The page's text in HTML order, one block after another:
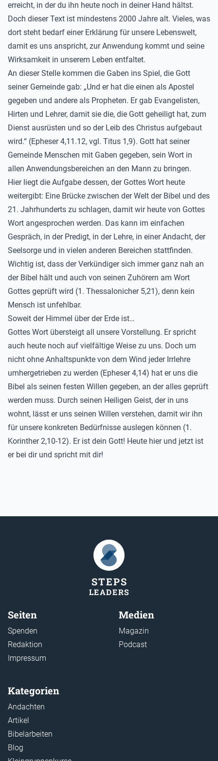
erreicht, in der du ihn heute noch in deiner Hand hältst.
Doch dieser Text ist mindestens 2000 Jahre alt. Vieles, was
dort steht bedarf einer Erklärung für unsere Lebenswelt,
damit es uns anspricht, zur Anwendung kommt und seine
Wirksamkeit in unserem Leben entfaltet.
An dieser Stelle kommen die Gaben ins Spiel, die Gott
seiner Gemeinde gab: „Und er hat die einen als Apostel
gegeben und andere als Propheten. Er gab Evangelisten,
Hirten und Lehrer, damit sie die, die Gott geheiligt hat, zum
Dienst ausrüsten und so der Leib des Christus aufgebaut
wird.“ (Epheser 4,11.12, vgl. Titus 1,9). Gott hat seiner
Gemeinde Menschen mit Gaben gegeben, sein Wort in
allen Anwendungsbereichen an den Mann zu bringen.
Hier liegt die Aufgabe dessen, der Gottes Wort heute
weitergibt: Eine Brücke zwischen der Welt der Bibel und des
21. Jahrhunderts zu schlagen, damit wir heute von Gottes
Wort angesprochen werden. Das kann im einfachen
Gespräch, in der Predigt, in der Lehre, in einer Andacht, der
Seelsorge und in vielen anderen Bereichen stattfinden.
Wichtig ist, dass der Verkündiger sich immer ganz nah an
der Bibel hält und auch von seinen Zuhörern am Wort
Gottes geprüft wird (1. Thessalonicher 5,21), denn kein
Mensch ist unfehlbar.
Soweit der Himmel über der Erde ist…
Gottes Wort übersteigt all unsere Vorstellung. Er spricht
auch heute noch auf vielfältige Weise zu uns. Doch um
nicht ohne Anhaltspunkte von dem Wind jeder Irrlehre
umhergetrieben zu werden (Epheser 4,14) hat er uns die
Bibel als seinen festen Willen gegeben, an der alles geprüft
werden muss. Durch seinen Heiligen Geist, der in uns
wohnt, lässt er uns seinen Willen verstehen, damit wir ihn
für unsere konkreten Bedürfnisse auslegen können (1.
Korinther 2,10-12). Er ist dein Gott! Heute hier und jetzt ist
er bei dir und spricht mit dir!
STEPS
LEADERS
Seiten
Spenden
Redaktion
Impressum
Medien
Magazin
Podcast
Kategorien
Andachten
Artikel
Bibelarbeiten
Blog